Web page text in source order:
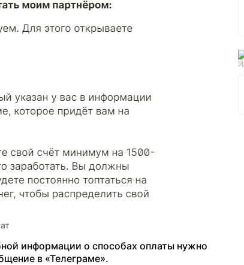
информации о способах оплаты нужно
в «Телеграме».